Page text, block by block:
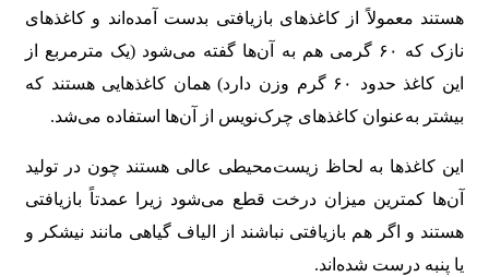
هستند معمولاً از کاغذهای بازیافتی بدست آمده‌اند و کاغذهای
نازک که ۶۰ گرمی هم به آن‌ها گفته می‌شود (یک مترمربع از
این کاغذ حدود ۶۰ گرم وزن دارد) همان کاغذهایی هستند که
بیشتر به‌عنوان کاغذهای چرک‌نویس از آن‌ها استفاده می‌شد.
این کاغذها به لحاظ زیست‌محیطی عالی هستند چون در تولید
آن‌ها کمترین میزان درخت قطع می‌شود زیرا عمدتاً بازیافتی
هستند و اگر هم بازیافتی نباشند از الیاف گیاهی مانند نیشکر و
یا پنبه درست شده‌اند.